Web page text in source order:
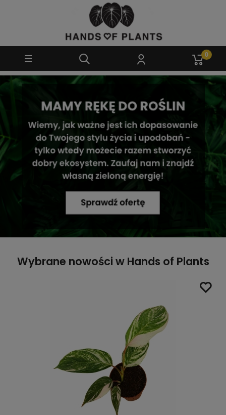
Wybrane nowości w Hands of Plants